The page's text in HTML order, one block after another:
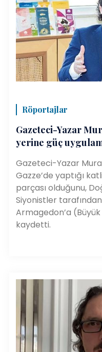
Röportajlar
Gazeteci-Yazar
yerine güç
Gazeteci-Yazar
Gazze’de yaptığı
parçası olduğunu,
Siyonistler tarafından
Armagedon’a
kaydetti.